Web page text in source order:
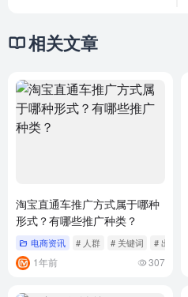
相关文章
淘宝直通车推广方式属于哪种
形式？有哪些推广种类？
电商资讯 # 人群 # 关键词 # 出价
1年前 307